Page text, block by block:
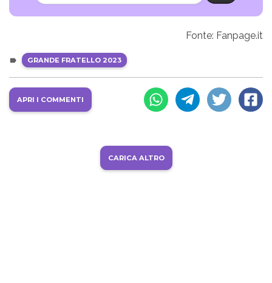
Fonte: Fanpage.it
GRANDE FRATELLO 2023
APRI I COMMENTI
CARICA ALTRO